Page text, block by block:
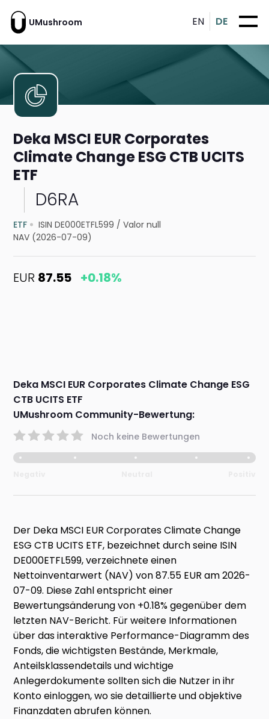
UMushroom EN DE
Deka MSCI EUR Corporates
Climate Change ESG CTB UCITS
ETF
D6RA
ETF ISIN DE000ETFL599 /Valor null
NAV (2026-07-09)
EUR 87.55 +0.18%
Deka MSCI EUR Corporates Climate Change ESG
CTB UCITS ETF
UMushroom Community-Bewertung:
Noch keine Bewertungen
Der Deka MSCI EUR Corporates Climate Change
ESG CTB UCITS ETF, bezeichnet durch seine ISIN
DE000ETFL599, verzeichnete einen
Nettoinventarwert (NAV) von 87.55 EUR am 2026-
07-09. Diese Zahl entspricht einer
Bewertungsänderung von +0.18% gegenüber dem
letzten NAV-Bericht. Für weitere Informationen
über das interaktive Performance-Diagramm des
Fonds, die wichtigsten Bestände, Merkmale,
Anteilsklassendetails und wichtige
Anlegerdokumente sollten sich die Nutzer in ihr
Konto einloggen, wo sie detaillierte und objektive
Finanzdaten abrufen können.